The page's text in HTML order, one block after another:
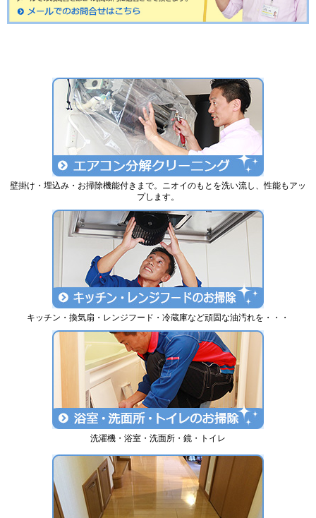
壁掛け・埋込み・お掃除機能付きまで。ニオイのもとを洗い流し、性能もアッ
プします。
キッチン・換気扇・レンジフード・冷蔵庫など頑固な油汚れを・・・
洗濯機・浴室・洗面所・鏡・トイレ